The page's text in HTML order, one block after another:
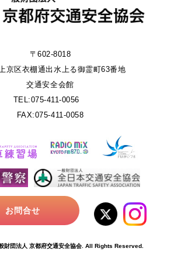
〒602-8018
京区衣棚通出水上る御霊町63番地
交通安全会館
TEL:075-411-0056
FAX:075-411-0058
お問合せ
財団法人 京都府交通安全協会. All Rights Reserved.